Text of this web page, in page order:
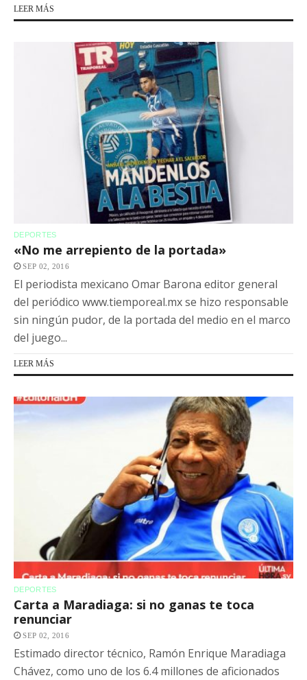
LEER MÁS
DEPORTES
«No me arrepiento de la portada»
SEP 02, 2016
El periodista mexicano Omar Barona editor general
del periódico www.tiemporeal.mx se hizo responsable
sin ningún pudor, de la portada del medio en el marco
del juego...
LEER MÁS
DEPORTES
Carta a Maradiaga: si no ganas te toca
renunciar
SEP 02, 2016
Estimado director técnico, Ramón Enrique Maradiaga
Chávez, como uno de los 6.4 millones de aficionados